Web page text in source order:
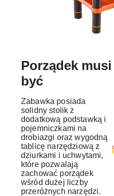
Porządek musi
być
Zabawka posiada
solidny stolik z
dodatkową podstawką i
pojemniczkami na
drobiazgi oraz wygodną
tablicę narzędziową z
dziurkami i uchwytami,
które pozwalają
zachować porządek
wśród dużej liczby
przeróżnych narzędzi.